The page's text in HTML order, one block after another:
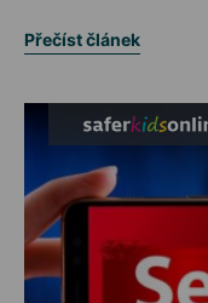
Přečíst článek